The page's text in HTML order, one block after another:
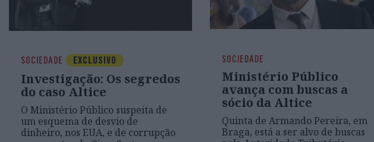
SOCIEDADE EXCLUSIVO
Investigação: Os segredos
do caso Altice
O Ministério Público suspeita de
um esquema de desvio de
dinheiro, nos EUA, e de corrupção
SOCIEDADE
Ministério Público
avança com buscas a
sócio da Altice
Quinta de Armando Pereira, em
Braga, está a ser alvo de buscas